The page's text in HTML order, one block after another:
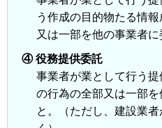
う作成の目的物たる情
又は一部を他の事業者に
④ 役務提供委託
事業者が業として行う
の行為の全部又は一部
と。（ただし、建設業